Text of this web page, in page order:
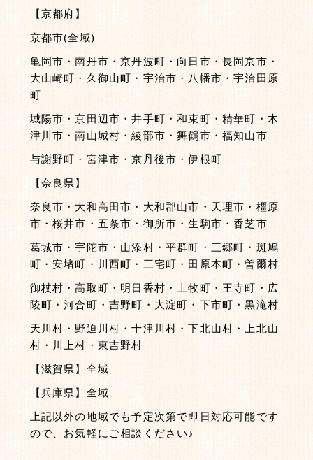
【京都府】
京都市(全域)
亀岡市・南丹市・京丹波町・向日市・長岡京市・
大山崎町・久御山町・宇治市・八幡市・宇治田原
町
城陽市・京田辺市・井手町・和束町・精華町・木
津川市・南山城村・綾部市・舞鶴市・福知山市
与謝野町・宮津市・京丹後市・伊根町
【奈良県】
奈良市・大和高田市・大和郡山市・天理市・橿原
市・桜井市・五条市・御所市・生駒市・香芝市
葛城市・宇陀市・山添村・平群町・三郷町・斑鳩
町・安堵町・川西町・三宅町・田原本町・曽爾村
御杖村・高取町・明日香村・上牧町・王寺町・広
陵町・河合町・吉野町・大淀町・下市町・黒滝村
天川村・野迫川村・十津川村・下北山村・上北山
村・川上村・東吉野村
【滋賀県】全域
【兵庫県】全域
上記以外の地域でも予定次第で即日対応可能です
ので、お気軽にご相談ください♪